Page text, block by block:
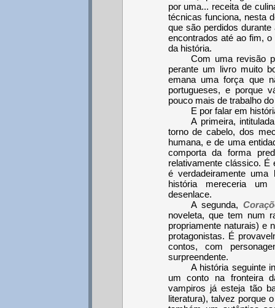
por uma... receita de
técnicas funciona, nesta
que são perdidos
encontrados até ao fim,
da história.
Com uma revisão
perante um livro muito
emana uma força que
portugueses, e porque
pouco mais de trabalho
E por falar em
A primeira,
torno de cabelo, dos
humana, e de uma
comporta da forma
relativamente clássico. É
é verdadeiramente
história mereceria
desenlace.
A segunda,
noveleta, que tem num
propriamente naturais) e
protagonistas. É
contos, com
surpreendente.
A história seguinte
um conto na fronteira
vampiros já esteja tão
literatura), talvez porque